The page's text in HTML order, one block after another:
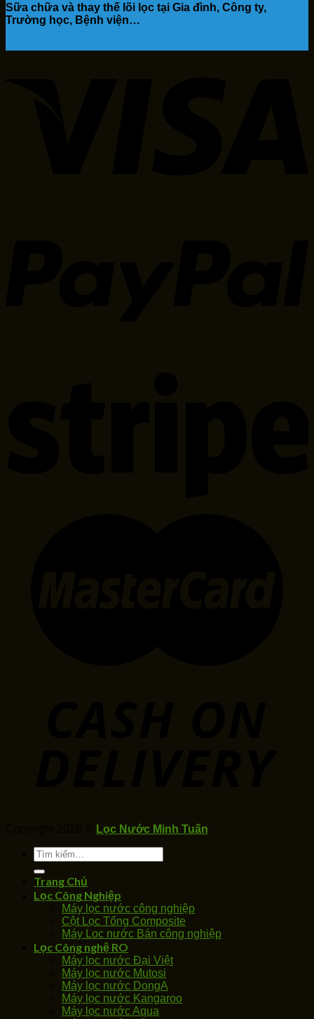
Sữa chữa và thay thế lõi lọc tại Gia đình, Công ty,
Trường học, Bệnh viện…
Lọc Nước Minh Tuấn
Tìm
kiếm:
Trang Chủ
Lọc Công Nghiệp
Máy lọc nước công nghiệp
Cột Lọc Tổng Composite
Máy Loc nước Bán công nghiệp
Lọc Công nghệ RO
Máy lọc nước Đại Việt
Máy lọc nước Mutosi
Máy lọc nước DongA
Máy lọc nước Kangaroo
Máy lọc nước Aqua